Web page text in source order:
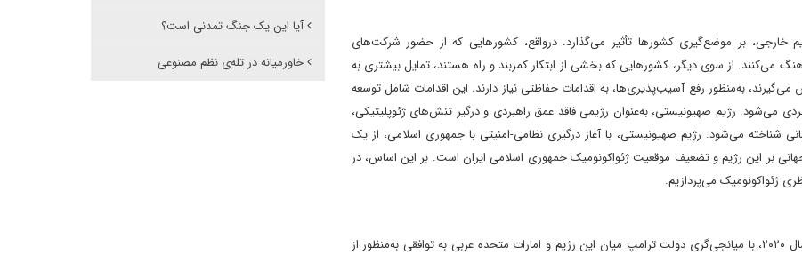
خارجی، بر موضع‌گیری کشورها تأثیر می‌گذارد. درواقع، کشورهایی که از حضور شرکت‌های
می‌کنند. از سوی دیگر، کشورهایی که بخشی از ابتکار کمربند و راه هستند، تمایل بیشتری به
به‌منظور رفع آسیب‌پذیری‌ها، به اقدامات حفاظتی نیاز دارند. این اقدامات شامل توسعه
می‌شود. رژیم صهیونیستی، به‌عنوان رژیمی فاقد عمق راهبردی و درگیر تنش‌های ژئوپلیتیکی،
شناخته می‌شود. رژیم صهیونیستی، با آغاز درگیری نظامی-امنیتی با جمهوری اسلامی، از یک
بر این رژیم و تضعیف موقعیت ژئواکونومیک جمهوری اسلامی ایران است. بر این اساس، در
ژئواکونومیک می‌پردازیم.
فرایند عادی‌سازی روابط رژیم صهیونیستی با کشورهای عربی، از سال ۲۰۲۰، با میانجی‌گری دولت ترامپ میان این رژیم و امارات متحده عربی به توافقی به‌منظور از
آیا این یک جنگ تمدنی است؟
خاورمیانه در تله‌ی نظم مصنوعی